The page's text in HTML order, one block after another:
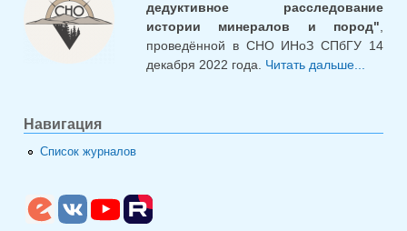
дедуктивное расследование
истории минералов и пород"
проведённой в СНО ИНоЗ СПбГУ 14
декабря 2022 года. Читать дальше...
Навигация
Список журналов